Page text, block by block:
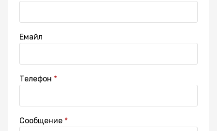
Емайл
Телефон
Сообщение